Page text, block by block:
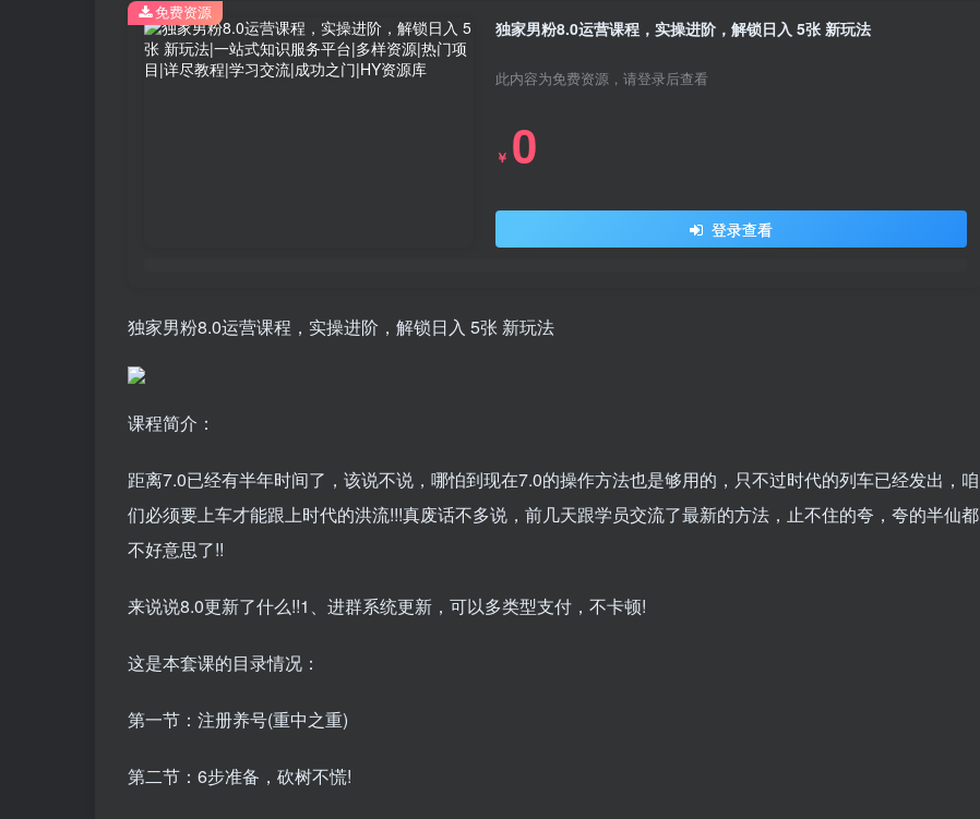
独家男粉8.0运营课程，实操进阶，解锁日入 5张 新玩法
此内容为免费资源，请登录后查看
￥ 0
登录查看
免费资源
独家男粉8.0运营课程，实操进阶，解锁日入 5张 新玩法
课程简介：
距离7.0已经有半年时间了，该说不说，哪怕到现在7.0的操作方法也是够用的，只不过时代的列车已经发出，咱
们必须要上车才能跟上时代的洪流!!!真废话不多说，前几天跟学员交流了最新的方法，止不住的夸，夸的半仙都
不好意思了!!
来说说8.0更新了什么!!1、进群系统更新，可以多类型支付，不卡顿!
这是本套课的目录情况：
第一节：注册养号(重中之重)
第二节：6步准备，砍树不慌!